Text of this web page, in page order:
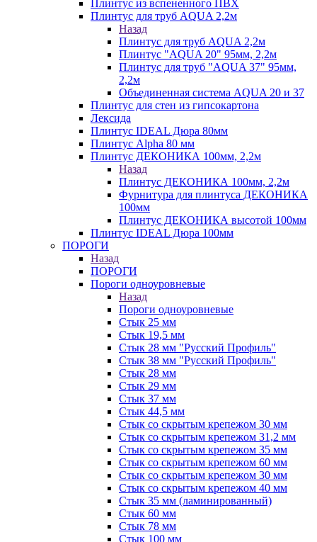
Плинтус из вспененного ПВХ
Плинтус для труб AQUA 2,2м
Назад
Плинтус для труб AQUA 2,2м
Плинтус "AQUA 20" 95мм, 2,2м
Плинтус для труб "AQUA 37" 95мм,
2,2м
Объединенная система AQUA 20 и 37
Плинтус для стен из гипсокартона
Лексида
Плинтус IDEAL Дюра 80мм
Плинтус Alpha 80 мм
Плинтус ДЕКОНИКА 100мм, 2,2м
Назад
Плинтус ДЕКОНИКА 100мм, 2,2м
Фурнитура для плинтуса ДЕКОНИКА
100мм
Плинтус ДЕКОНИКА высотой 100мм
Плинтус IDEAL Дюра 100мм
ПОРОГИ
Назад
ПОРОГИ
Пороги одноуровневые
Назад
Пороги одноуровневые
Стык 25 мм
Стык 19,5 мм
Стык 28 мм "Русский Профиль"
Стык 38 мм "Русский Профиль"
Стык 28 мм
Стык 29 мм
Стык 37 мм
Стык 44,5 мм
Стык со скрытым крепежом 30 мм
Стык со скрытым крепежом 31,2 мм
Стык со скрытым крепежом 35 мм
Стык со скрытым крепежом 60 мм
Стык со скрытым крепежом 30 мм
Стык со скрытым крепежом 40 мм
Стык 35 мм (ламинированный)
Стык 60 мм
Стык 78 мм
Стык 100 мм